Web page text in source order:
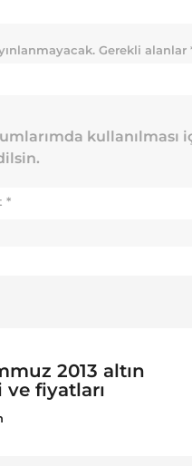
Gerekli alanlar
kullanılması
2013 altın
ve fiyatları